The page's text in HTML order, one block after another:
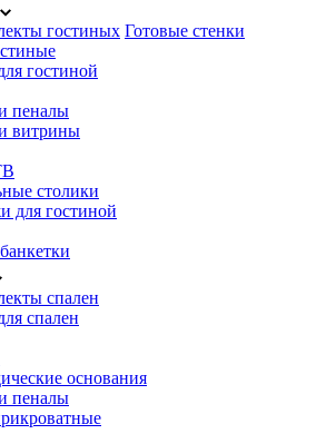
гостиных Готовые стенки
гостиной
пеналы
витрины
столики
для гостиной
спален
спален
основания
пеналы